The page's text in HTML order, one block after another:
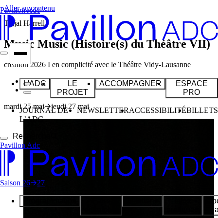
Aller au contenu
Pavillon Adc
L'ADC
LE
PROJET
ACCOMPAGNER
ESPACE
PRO
JOURNAL DE
L’ADC
NEWSLETTERACCESSIBILITÉBILLETS
Recherche
Pavillon Adc
Saison 26 27
Trajal Harrell
Music Music (Histoire(s) du Théâtre VII)
création 2026 I en complicité avec le Théâtre Vidy-Lausanne
mardi 25 mai jeudi 27 mai